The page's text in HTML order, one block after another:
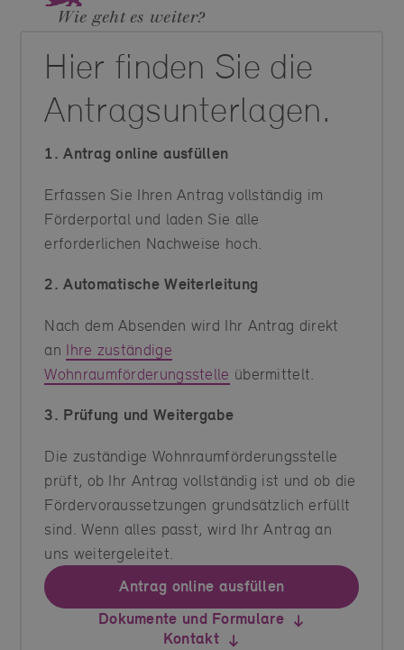
Wie geht es weiter?
Hier finden Sie die
Antragsunterlagen.
1. Antrag online ausfüllen
Erfassen Sie Ihren Antrag vollständig im
Förderportal und laden Sie alle
erforderlichen Nachweise hoch.
2. Automatische Weiterleitung
Nach dem Absenden wird Ihr Antrag direkt
an Ihre zuständige
Wohnraumförderungsstelle übermittelt.
3. Prüfung und Weitergabe
Die zuständige Wohnraumförderungsstelle
prüft, ob Ihr Antrag vollständig ist und ob die
Fördervoraussetzungen grundsätzlich erfüllt
sind. Wenn alles passt, wird Ihr Antrag an
uns weitergeleitet.
Antrag online ausfüllen
Dokumente und Formulare
Kontakt